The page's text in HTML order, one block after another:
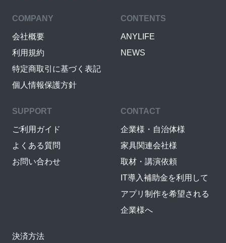
COMPANY
会社概要
利用規約
特定商取引に基づく表記
個人情報保護方針
CONTENTS
ANYLIFE
NEWS
SUPPORT
ご利用ガイド
よくある質問
お問い合わせ
CONTACT
企業様・自治体様
家具関連会社様
取材・講演依頼
IT導入補助金を利用して
アプリ制作を希望される
企業様へ
決済方法